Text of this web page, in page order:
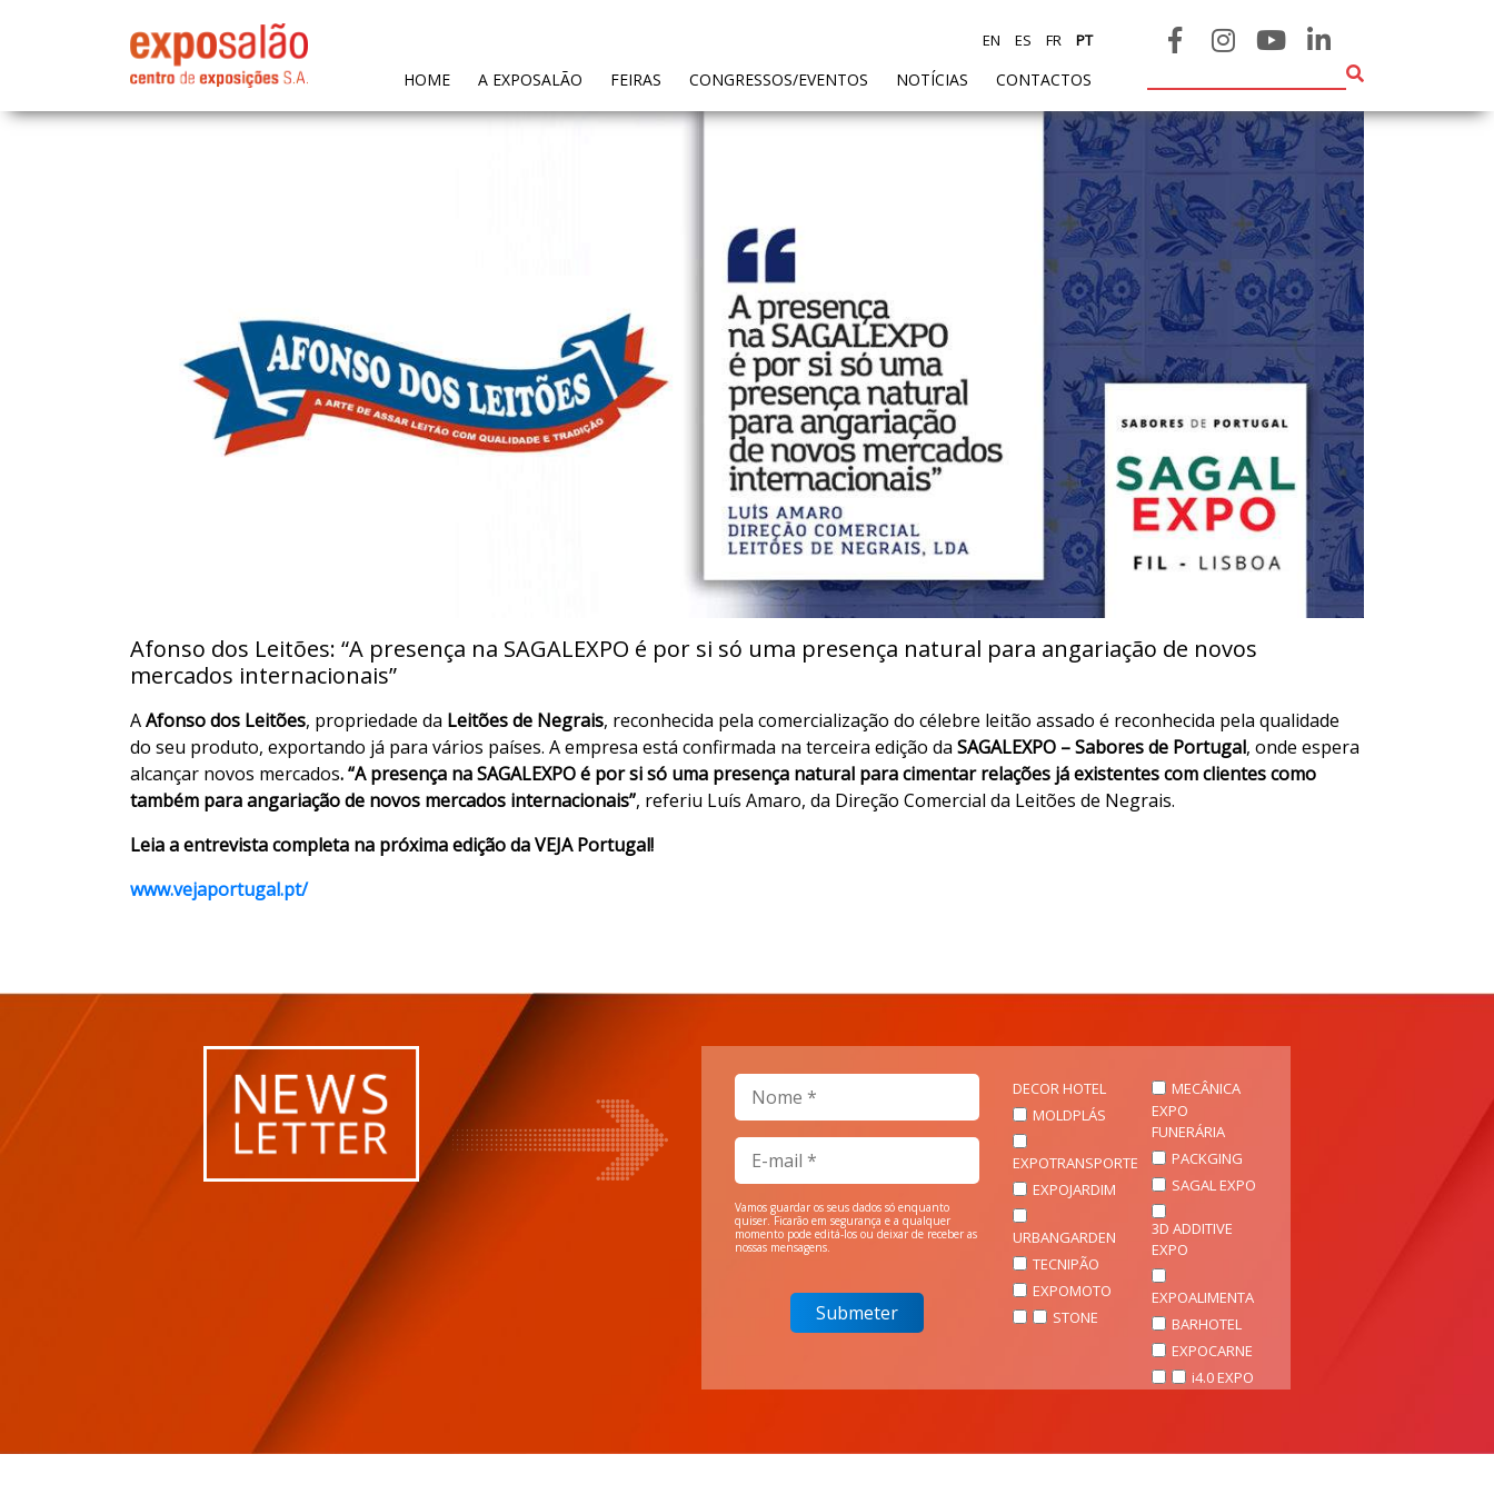
HOME(CURRENT)
A EXPOSALÃO FEIRAS CONGRESSOS/EVENTOS NOTÍCIAS CONTACTOS
EN ES FR PT
Afonso dos Leitões: “A presença na SAGALEXPO é por si só uma presença natural para angariação de novos
mercados internacionais”
AAfonso dos Leitões, propriedade da Leitões de Negrais, reconhecida pela comercialização do célebre leitão assado é reconhecida pela qualidade
do seu produto, exportando já para vários países. A empresa está confirmada na terceira edição da SAGALEXPO – Sabores de Portugal, onde espera
alcançar novos mercados. “A presença na SAGALEXPO é por si só uma presença natural para cimentar relações já existentes com clientes como
também para angariação de novos mercados internacionais”, referiu Luís Amaro, da Direção Comercial da Leitões de Negrais.
Leia a entrevista completa na próxima edição da VEJA Portugal!
www.vejaportugal.pt/
Vamos guardar os seus dados só enquanto
quiser. Ficarão em segurança e a qualquer
momento pode editá-los ou deixar de receber as
nossas mensagens.
DECOR HOTEL
MOLDPLÁS
EXPOTRANSPORTE
EXPOJARDIM
URBANGARDEN
TECNIPÃO
EXPOMOTO
STONE
MECÂNICA
EXPO
FUNERÁRIA
PACKGING
SAGAL EXPO
3D ADDITIVE
EXPO
EXPOALIMENTA
BARHOTEL
EXPOCARNE
i4.0 EXPO